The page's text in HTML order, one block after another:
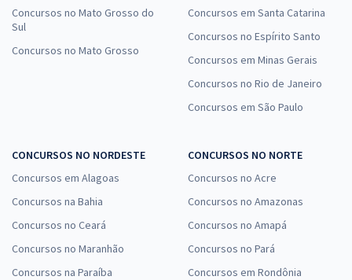
Concursos no Mato Grosso do
Sul
Concursos no Mato Grosso
Concursos em Santa Catarina
Concursos no Espírito Santo
Concursos em Minas Gerais
Concursos no Rio de Janeiro
Concursos em São Paulo
CONCURSOS NO NORDESTE
Concursos em Alagoas
Concursos na Bahia
Concursos no Ceará
Concursos no Maranhão
Concursos na Paraíba
CONCURSOS NO NORTE
Concursos no Acre
Concursos no Amazonas
Concursos no Amapá
Concursos no Pará
Concursos em Rondônia